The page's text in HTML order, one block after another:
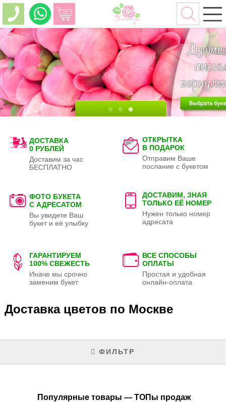
ДОСТАВКА
0 РУБЛЕЙ
Доставим за час
БЕСПЛАТНО
ОТКРЫТКА
В ПОДАРОК
Отправим Ваше
послание с букетом
ФОТО БУКЕТА
С АДРЕСАТОМ
Вы увидете Ваш
букет и её улыбку
ДОСТАВИМ, ЗНАЯ
ТОЛЬКО ЕЁ НОМЕР
Нужен только номер
адресата
ГАРАНТИРУЕМ
100% СВЕЖЕСТЬ
Иначе мы срочно
заменим букет
ВСЕ СПОСОБЫ
ОПЛАТЫ
Простая и удобная
онлайн-оплата
Доставка цветов по Москве
ФИЛЬТР
Популярные товары — ТОПы продаж